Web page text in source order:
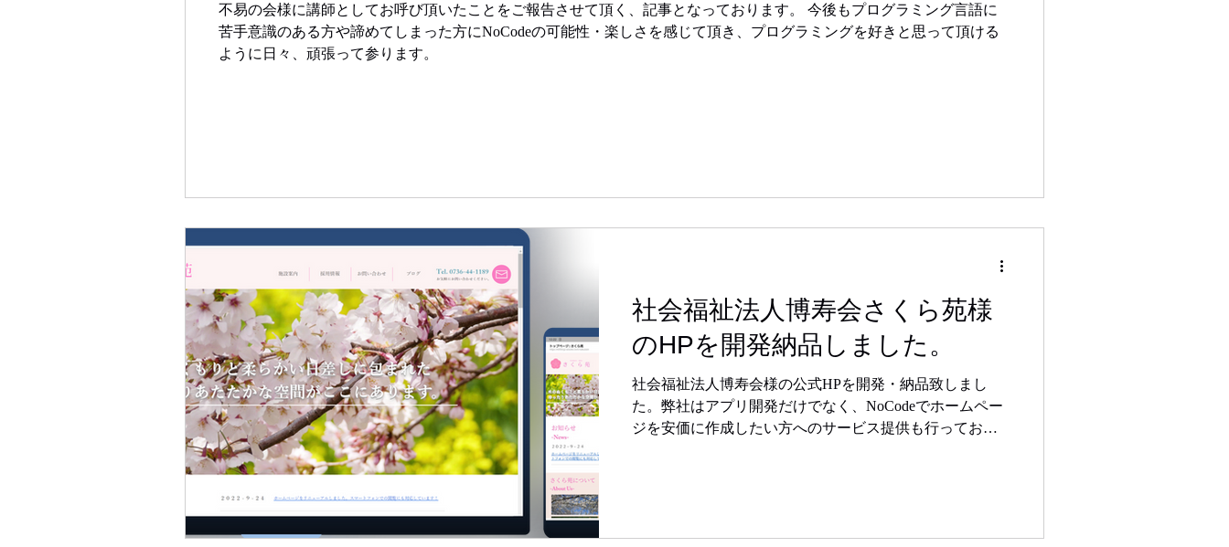
不易の会様に講師としてお呼び頂いたことをご報告させて頂く、記事となっております。 今後もプログラミング言語に
苦手意識のある方や諦めてしまった方にNoCodeの可能性・楽しさを感じて頂き、プログラミングを好きと思って頂ける
ように日々、頑張って参ります。
社会福祉法人博寿会さくら苑様
のHPを開発納品しました。
社会福祉法人博寿会様の公式HPを開発・納品致しまし
た。弊社はアプリ開発だけでなく、NoCodeでホームペー
ジを安価に作成したい方へのサービス提供も行っており